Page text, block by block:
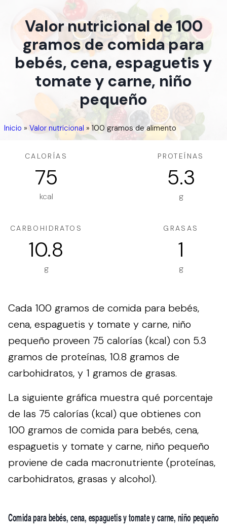
Valor nutricional de 100
gramos de comida para
bebés, cena, espaguetis y
tomate y carne, niño
pequeño
Inicio » Valor nutricional » 100 gramos de alimento
CALORÍAS
75
kcal
PROTEÍNAS
5.3
g
CARBOHIDRATOS
10.8
g
GRASAS
1
g
Cada 100 gramos de comida para bebés,
cena, espaguetis y tomate y carne, niño
pequeño proveen 75 calorías (kcal) con 5.3
gramos de proteínas, 10.8 gramos de
carbohidratos, y 1 gramos de grasas.
La siguiente gráfica muestra qué porcentaje
de las 75 calorías (kcal) que obtienes con
100 gramos de comida para bebés, cena,
espaguetis y tomate y carne, niño pequeño
proviene de cada macronutriente (proteínas,
carbohidratos, grasas y alcohol).